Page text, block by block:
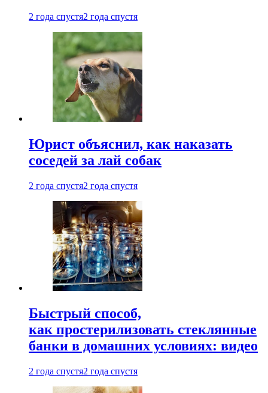
2 года спустя2 года спустя
Юрист объяснил, как наказать
соседей за лай собак
2 года спустя2 года спустя
Быстрый способ,
как простерилизовать стеклянные
банки в домашних условиях: видео
2 года спустя2 года спустя